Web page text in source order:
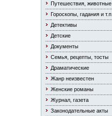
Путешествия, животные
Гороскопы, гадания и т.п.
Детективы
Детские
Документы
Семья, рецепты, тосты
Драматические
Жанр неизвестен
Женские романы
Журнал, газета
Законодательные акты